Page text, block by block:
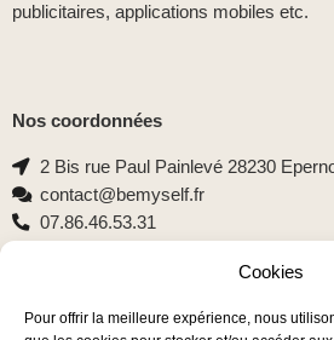
Cookies
Pour offrir la meilleure expérience, nous
publicitaires, applications mobiles etc.
Nos coordonnées
2 Bis rue Paul Painlevé 28230
contact@bemyself.fr
07.86.46.53.31
Lien utiles